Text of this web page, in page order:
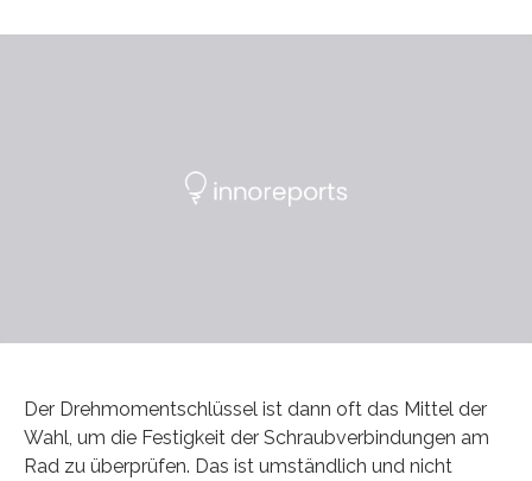
Der Drehmomentschlüssel ist dann oft das Mittel der
Wahl, um die Festigkeit der Schraubverbindungen am
Rad zu überprüfen. Das ist umständlich und nicht